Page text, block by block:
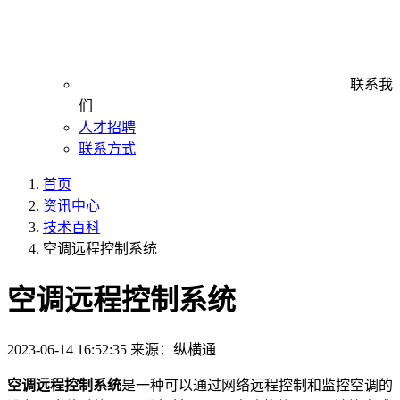
联系我
们
人才招聘
联系方式
首页
资讯中心
技术百科
空调远程控制系统
空调远程控制系统
2023-06-14 16:52:35 来源：纵横通
空调远程控制系统是一种可以通过网络远程控制和监控空调的